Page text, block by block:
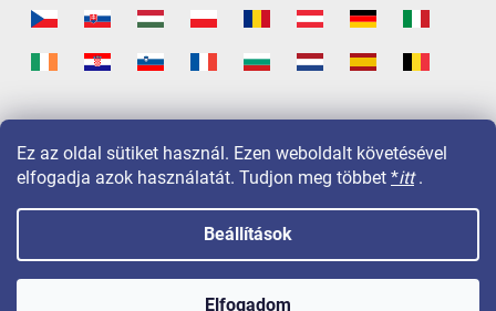
Ez az oldal sütiket használ. Ezen weboldalt követésével
elfogadja azok használatát. Tudjon meg többet *itt.
Beállítások
Elfogadom
Copyright 2026 LAVONIO.hu. Minden jog fenntartva.